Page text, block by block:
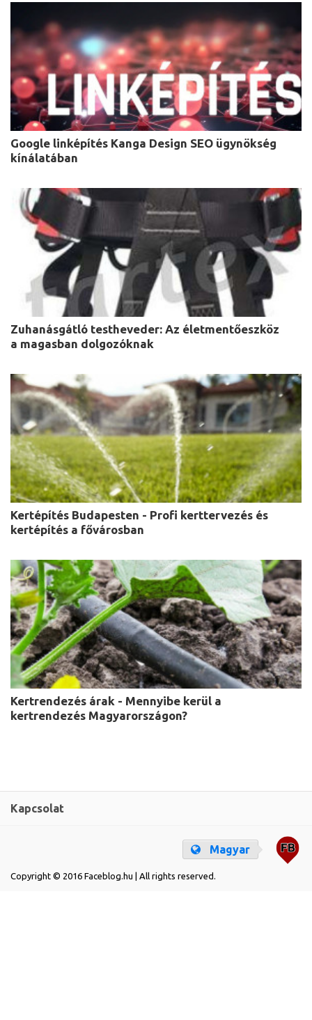
Google linképítés Kanga Design SEO ügynökség
kínálatában
Zuhanásgátló testheveder: Az életmentőeszköz
a magasban dolgozóknak
Kertépítés Budapesten - Profi kerttervezés és
kertépítés a fővárosban
Kertrendezés árak - Mennyibe kerül a
kertrendezés Magyarországon?
Kapcsolat
Magyar
Copyright © 2016 Faceblog.hu | All rights reserved.